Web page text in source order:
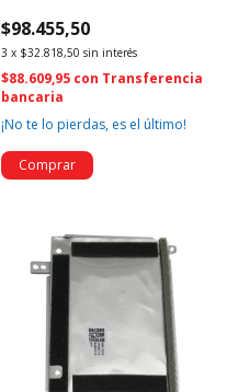
$98.455,50
3 x $32.818,50 sin interés
$88.609,95 con Transferencia
bancaria
¡No te lo pierdas, es el último!